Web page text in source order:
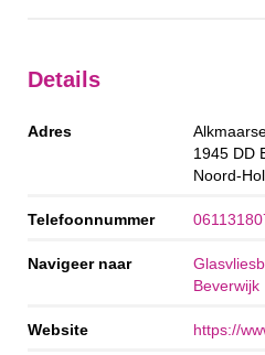
Details
Adres
1945 DD
Noord-
Telefoonnummer
Navigeer naar
Beverwijk
Website https://